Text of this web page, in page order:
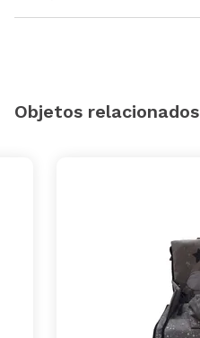
Objetos relacionados